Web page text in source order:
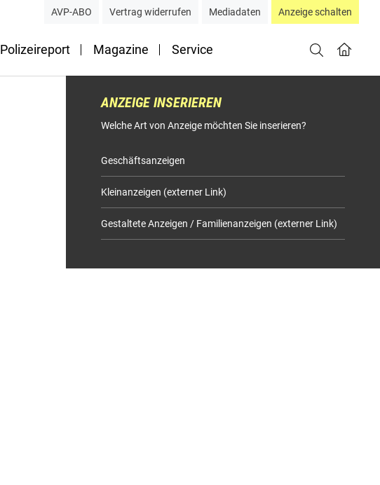
AVP-ABO Vertrag widerrufen Mediadaten Anzeige schalten
Polizeireport Magazine Service
ANZEIGE INSERIEREN
Welche Art von Anzeige möchten Sie inserieren?
Geschäftsanzeigen
Kleinanzeigen (externer Link)
Gestaltete Anzeigen / Familienanzeigen (externer Link)